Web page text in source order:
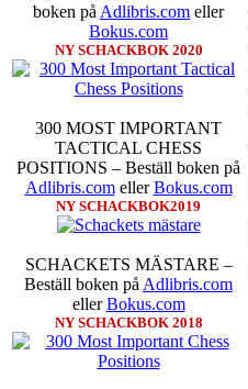
boken på Adlibris.com eller
Bokus.com
NY SCHACKBOK 2020
300 MOST IMPORTANT
TACTICAL CHESS
POSITIONS – Beställ boken på
Adlibris.comellerBokus.com
NY SCHACKBOK2019
SCHACKETS MÄSTARE –
Beställ boken på Adlibris.com
ellerBokus.com
NY SCHACKBOK 2018